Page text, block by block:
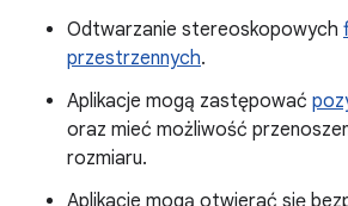
Odtwarzanie stereoskopowych
przestrzennych.
Aplikacje mogą zastępować
oraz mieć możliwość
rozmiaru.
Aplikacje mogą otwierać się